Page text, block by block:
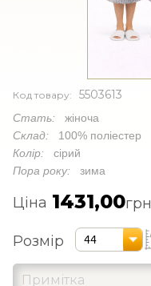
Код товару: 5503613
Стать: жіноча
Склад: 100% поліестер
Колір: сірий
Пора року: зима
Ціна 1431,00грн
Розмір 44